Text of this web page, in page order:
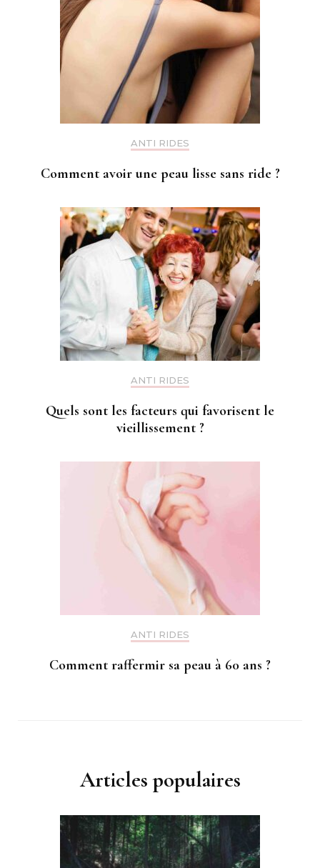
ANTI RIDES
Comment avoir une peau lisse sans ride ?
ANTI RIDES
Quels sont les facteurs qui favorisent le
vieillissement ?
ANTI RIDES
Comment raffermir sa peau à 60 ans ?
Articles populaires